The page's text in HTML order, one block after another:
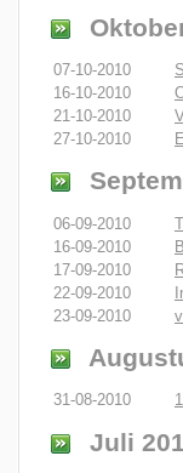
07-10-2010
16-10-2010
21-10-2010
27-10-2010
06-09-2010
16-09-2010
17-09-2010
22-09-2010
23-09-2010
31-08-2010
Juli